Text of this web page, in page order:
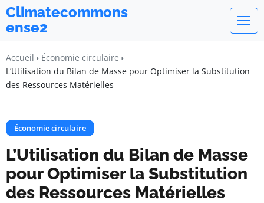
Climatecommons
ense2
Accueil
Économie circulaire
L’Utilisation du Bilan de Masse pour Optimiser la Substitution
des Ressources Matérielles
Économie circulaire
L’Utilisation du Bilan de Masse
pour Optimiser la Substitution
des Ressources Matérielles